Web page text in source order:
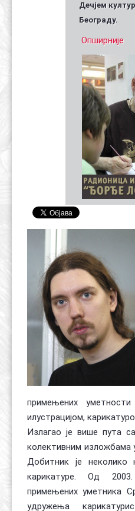
Дечјем
Београду.
Опширније
примењених
илустрацијом,
Излагао је више пута
кoлeктивним изложбама
Добитник је неколико
карикатуре. Од
примењених уметника
удружења